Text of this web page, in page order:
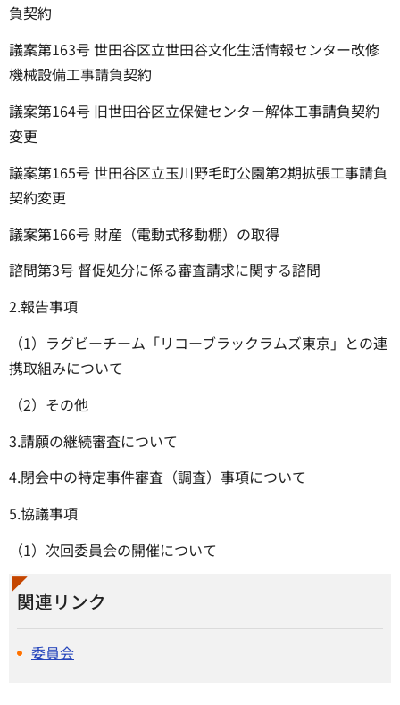
負契約
議案第163号 世田谷区立世田谷文化生活情報センター改修
機械設備工事請負契約
議案第164号 旧世田谷区立保健センター解体工事請負契約
変更
議案第165号 世田谷区立玉川野毛町公園第2期拡張工事請負
契約変更
議案第166号 財産（電動式移動棚）の取得
諮問第3号 督促処分に係る審査請求に関する諮問
2.報告事項
（1）ラグビーチーム「リコーブラックラムズ東京」との連
携取組みについて
（2）その他
3.請願の継続審査について
4.閉会中の特定事件審査（調査）事項について
5.協議事項
（1）次回委員会の開催について
関連リンク
委員会